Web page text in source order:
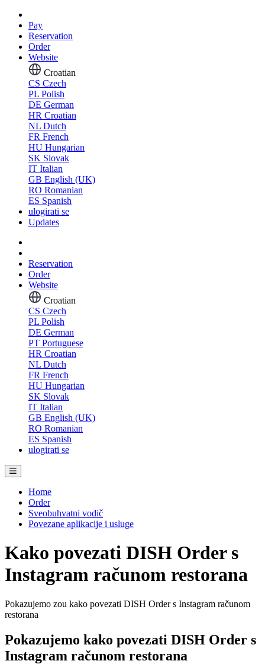
Pay
Reservation
Order
Website
Croatian
CS Czech
PL Polish
DE German
HR Croatian
NL Dutch
FR French
HU Hungarian
SK Slovak
IT Italian
GB English (UK)
RO Romanian
ES Spanish
ulogirati se
Updates
Reservation
Order
Website
Croatian
CS Czech
PL Polish
DE German
PT Portuguese
HR Croatian
NL Dutch
FR French
HU Hungarian
SK Slovak
IT Italian
GB English (UK)
RO Romanian
ES Spanish
ulogirati se
Home
Order
Sveobuhvatni vodič
Povezane aplikacije i usluge
Kako povezati DISH Order s
Instagram računom restorana
Pokazujemo zou kako povezati DISH Order s Instagram računom
restorana
Pokazujemo kako povezati DISH Order s
Instagram računom restorana